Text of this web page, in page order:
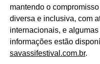
mantendo o
diversa e inclusiva, com
internacionais, e
informações estão
savassifestival.com.br.